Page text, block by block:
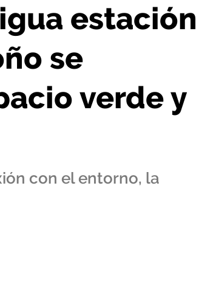
estación
se
verde y
con el entorno, la